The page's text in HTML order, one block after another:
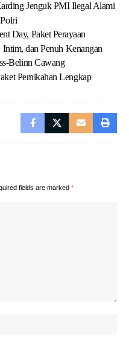
Jenguk PMI Ilegal Alami
Day, Paket Perayaan
dan Penuh Kenangan
Belinn Cawang
Pernikahan Lengkap
fields are marked *